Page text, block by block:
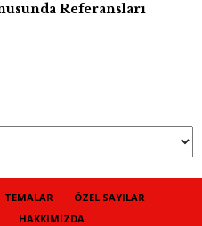
Referansları
TEMALAR
ÖZEL SAYILAR
HAKKIMIZDA